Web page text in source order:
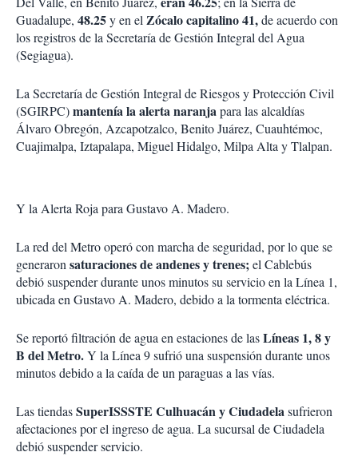
Guadalupe, 48.25y en elZócalo capitalino 41,de acuerdo con
los registros de la Secretaría de Gestión Integral del Agua
(Segiagua).
La Secretaría de Gestión Integral de Riesgos y Protección Civil
(SGIRPC)mantenía la alerta naranjapara las alcaldías
Álvaro Obregón, Azcapotzalco, Benito Juárez, Cuauhtémoc,
Cuajimalpa, Iztapalapa, Miguel Hidalgo, Milpa Alta y Tlalpan.
Y la Alerta Roja para Gustavo A. Madero.
La red del Metro operó con marcha de seguridad, por lo que se
generaronsaturaciones de andenes y trenes;el Cablebús
debió suspender durante unos minutos su servicio en la Línea 1,
ubicada en Gustavo A. Madero, debido a la tormenta eléctrica.
Se reportó filtración de agua en estaciones de lasLíneas 1, 8 y
B del Metro.Y la Línea 9 sufrió una suspensión durante unos
minutos debido a la caída de un paraguas a las vías.
Las tiendasSuperISSSTE Culhuacán y Ciudadelasufrieron
afectaciones por el ingreso de agua. La sucursal de Ciudadela
debió suspender servicio.